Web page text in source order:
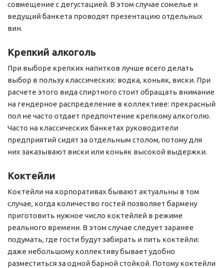
совмещение с дегустацией. В этом случае сомелье и
ведущий банкета проводят презентацию отдельных
вин.
Крепкий алкоголь
При выборе крепких напитков лучше всего делать
выбор в пользу классических: водка, коньяк, виски. При
расчете этого вида спиртного стоит обращать внимание
на гендерное распределение в коллективе: прекрасный
пол не часто отдает предпочтение крепкому алкоголю.
Часто на классических банкетах руководители
предприятий сидят за отдельным столом, потому для
них заказывают виски или коньяк высокой выдержки.
Коктейли
Коктейли на корпоративах бывают актуальны в том
случае, когда количество гостей позволяет бармену
приготовить нужное число коктейлей в режиме
реального времени. В этом случае следует заранее
подумать, где гости будут забирать и пить коктейли:
даже небольшому коллективу бывает удобно
разместиться за одной барной стойкой. Потому коктейли